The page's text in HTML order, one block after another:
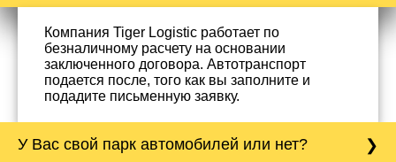
Компания Tiger Logistic работает по
безналичному расчету на основании
заключенного договора. Автотранспорт
подается после, того как вы заполните и
подадите письменную заявку.
У Вас свой парк автомобилей или нет?